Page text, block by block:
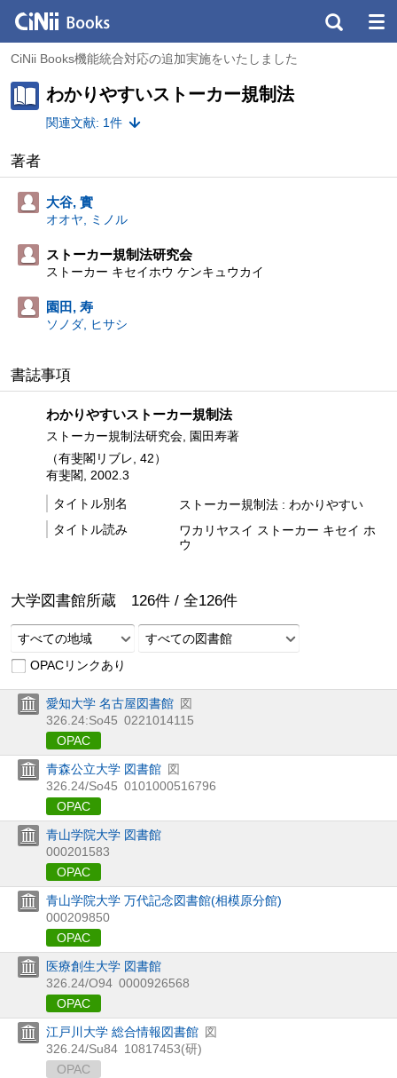
CiNii Books機能統合対応の追加実施をいたしました
わかりやすいストーカー規制法
関連文献: 1件
著者
大谷, 實
オオヤ, ミノル
ストーカー規制法研究会
ストーカー キセイホウ ケンキュウカイ
園田, 寿
ソノダ, ヒサシ
書誌事項
わかりやすいストーカー規制法
ストーカー規制法研究会, 園田寿著
（有斐閣リブレ, 42）
有斐閣, 2002.3
タイトル別名
ストーカー規制法 : わかりやすい
タイトル読み
ワカリヤスイ ストーカー キセイ ホ
ウ
大学図書館所蔵 126件 / 全126件
すべての地域
すべての図書館
OPACリンクあり
愛知大学 名古屋図書館 図
326.24:So45 0221014115
OPAC
青森公立大学 図書館 図
326.24/So45 0101000516796
OPAC
青山学院大学 図書館
000201583
OPAC
青山学院大学 万代記念図書館(相模原分館)
000209850
OPAC
医療創生大学 図書館
326.24/O94 0000926568
OPAC
江戸川大学 総合情報図書館 図
326.24/Su84 10817453(研)
OPAC